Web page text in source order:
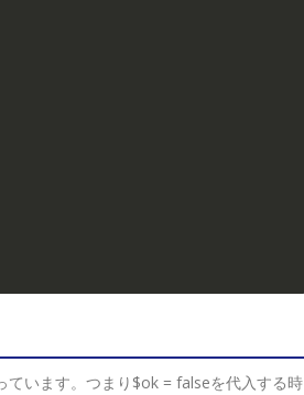
います。つまり$ok = falseを代入する時